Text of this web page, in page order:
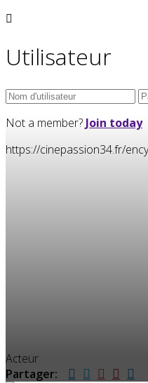
Utilisateur
Not a member? Join today
https://cinepassion34.fr/
Acteur
Partager: